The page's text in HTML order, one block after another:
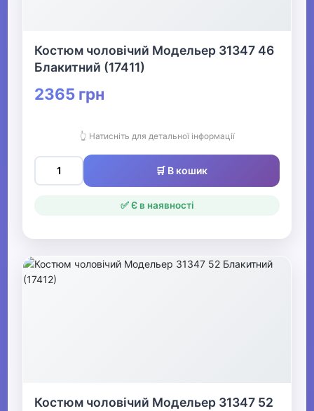
Костюм чоловічий Модельер 31347 46
Блакитний (17411)
2365 грн
👆 Натисніть для детальної інформації
🛒 В кошик
✅ Є в наявності
Костюм чоловічий Модельер 31347 52